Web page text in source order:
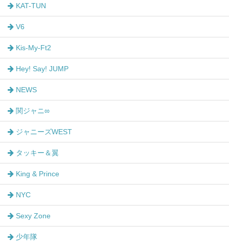
KAT-TUN
V6
Kis-My-Ft2
Hey! Say! JUMP
NEWS
関ジャニ∞
ジャニーズWEST
タッキー＆翼
King & Prince
NYC
Sexy Zone
少年隊